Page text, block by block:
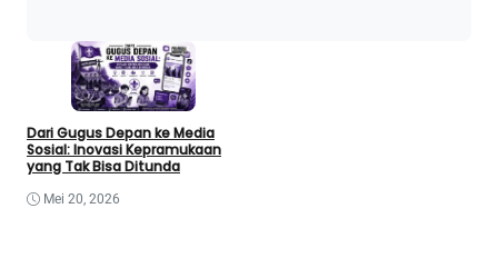
Dari Gugus Depan ke Media
Sosial: Inovasi Kepramukaan
yang Tak Bisa Ditunda
Mei 20, 2026